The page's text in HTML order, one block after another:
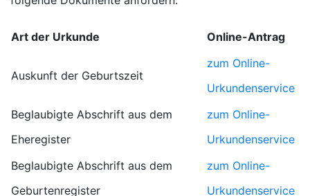
Art der Urkunde Online-Antrag
Auskunft der Geburtszeit
zum Online-
Urkundenservice
Beglaubigte Abschrift aus dem
Eheregister
zum Online-
Urkundenservice
Beglaubigte Abschrift aus dem
Geburtenregister
zum Online-
Urkundenservice